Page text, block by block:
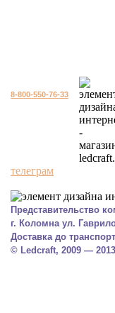
8-800-550-76-33
телеграм
Представительство
г. Коломна ул.
Доставка до
© Ledcraft, 2009 — 2013